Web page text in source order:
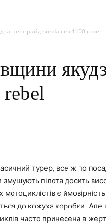
тест-райд honda cmx1100 rebel
турер, все ж по
пілота досить
є
до кожуха коробки.
часто принесена в